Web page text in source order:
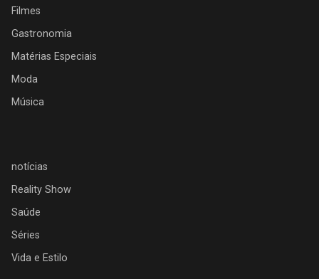
Filmes
Gastronomia
Matérias Especiais
Moda
Música
notícias
Reality Show
Saúde
Séries
Vida e Estilo